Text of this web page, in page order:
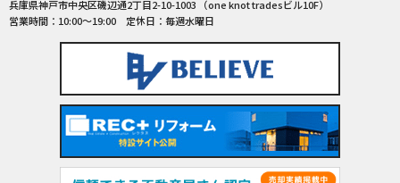
兵庫県神戸市中央区磯辺通2丁目2-10-1003 （one knot tradesビル10F）
営業時間：10:00〜19:00 定休日：毎週水曜日